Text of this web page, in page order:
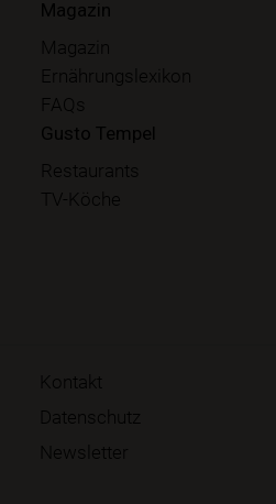
Magazin
Magazin
Ernährungslexikon
FAQs
Gusto Tempel
Restaurants
TV-Köche
Kontakt
Datenschutz
Newsletter